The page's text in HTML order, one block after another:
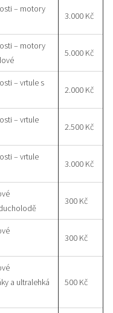
– motory
3.000 Kč
– motory
5.000 Kč
– vrtule s
2.000 Kč
– vrtule
2.500 Kč
– vrtule
3.000 Kč
300 Kč
300 Kč
a ultralehká
500 Kč